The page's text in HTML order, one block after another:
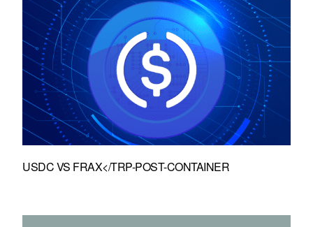
USDC VS FRAX</TRP-POST-CONTAINER